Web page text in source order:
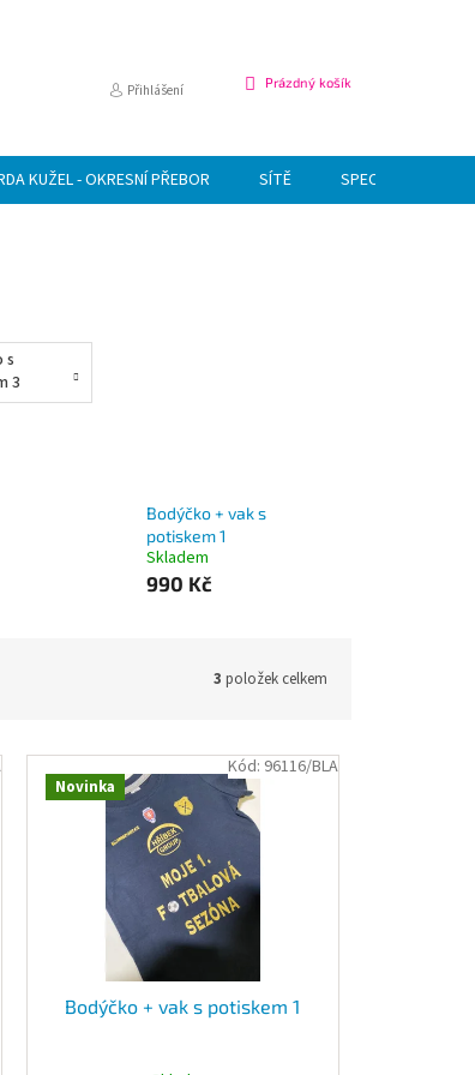
Přihlášení
NÁKUPNÍ
Prázdný košík
KUŽEL - OKRESNÍ PŘEBOR SÍTĚ SPECIÁLNÍ NABÍDKA
s
3
Bodýčko + vak s
potiskem 1
Skladem
990 Kč
3 položek celkem
Novinka
Bodýčko + vak s potiskem 1
Kód: 96116/BLA